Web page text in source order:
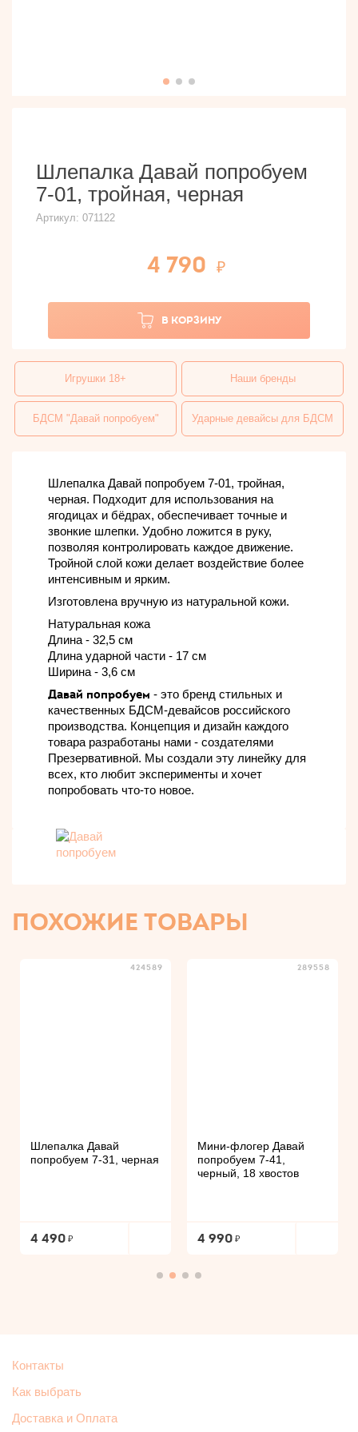
Шлепалка Давай попробуем
7-01, тройная, черная
Артикул: 071122
4 790
В КОРЗИНУ
Игрушки 18+ Наши бренды
БДСМ "Давай попробуем" Ударные девайсы для БДСМ
Шлепалка Давай попробуем 7-01, тройная,
черная. Подходит для использования на
ягодицах и бёдрах, обеспечивает точные и
звонкие шлепки. Удобно ложится в руку,
позволяя контролировать каждое движение.
Тройной слой кожи делает воздействие более
интенсивным и ярким.
Изготовлена вручную из натуральной кожи.
Натуральная кожа
Длина - 32,5 см
Длина ударной части - 17 см
Ширина - 3,6 см
Давай попробуем - это бренд стильных и
качественных БДСМ-девайсов российского
производства. Концепция и дизайн каждого
товара разработаны нами - создателями
Презервативной. Мы создали эту линейку для
всех, кто любит эксперименты и хочет
попробовать что-то новое.
ПОХОЖИЕ ТОВАРЫ
424589
Шлепалка Давай
попробуем 7-31, черная
4 490
289558
Мини-флогер Давай
попробуем 7-41,
черный, 18 хвостов
4 990
Контакты
Как выбрать
Доставка и Оплата